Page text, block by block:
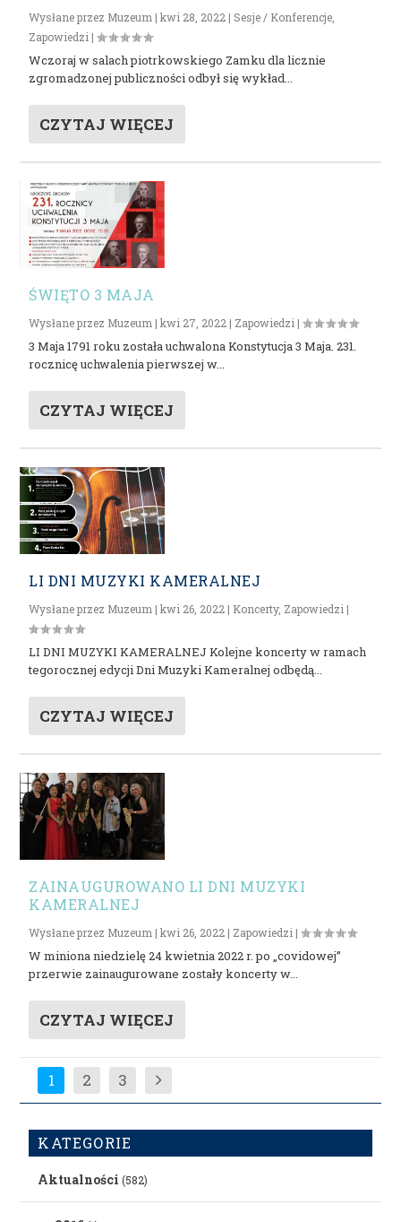
Wysłane przez Muzeum |kwi 28, 2022 | Sesje / Konferencje,
Zapowiedzi |
Wczoraj w salach piotrkowskiego Zamku dla licznie
zgromadzonej publiczności odbył się wykład...
CZYTAJ WIĘCEJ
ŚWIĘTO 3 MAJA
Wysłane przez Muzeum |kwi 27, 2022 | Zapowiedzi |
3 Maja 1791 roku została uchwalona Konstytucja 3 Maja. 231.
rocznicę uchwalenia pierwszej w...
CZYTAJ WIĘCEJ
LI DNI MUZYKI KAMERALNEJ
Wysłane przez Muzeum |kwi 26, 2022 | Koncerty, Zapowiedzi |
LI DNI MUZYKI KAMERALNEJ Kolejne koncerty w ramach
tegorocznej edycji Dni Muzyki Kameralnej odbędą...
CZYTAJ WIĘCEJ
ZAINAUGUROWANO LI DNI MUZYKI
KAMERALNEJ
Wysłane przez Muzeum |kwi 26, 2022 | Zapowiedzi |
W miniona niedzielę 24 kwietnia 2022 r. po „covidowej”
przerwie zainaugurowane zostały koncerty w...
CZYTAJ WIĘCEJ
1 2 3
KATEGORIE
Aktualności (582)